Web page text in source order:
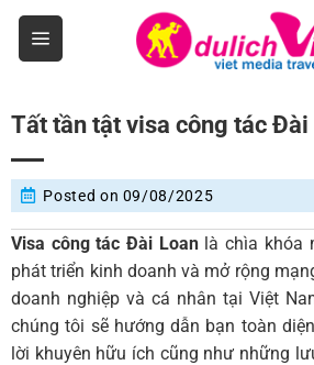
Skip
content
Tất tần tật visa công tác Đài
Posted on 09/08/2025
Visa công tác Đài Loanlà chìa khóa
phát triển kinh doanh và mở rộng
doanh nghiệp và cá nhân tại Việt
chúng tôi sẽ hướng dẫn bạn toàn
lời khuyên hữu ích cũng như những